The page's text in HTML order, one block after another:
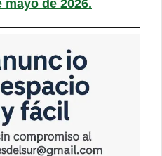
de 2026.